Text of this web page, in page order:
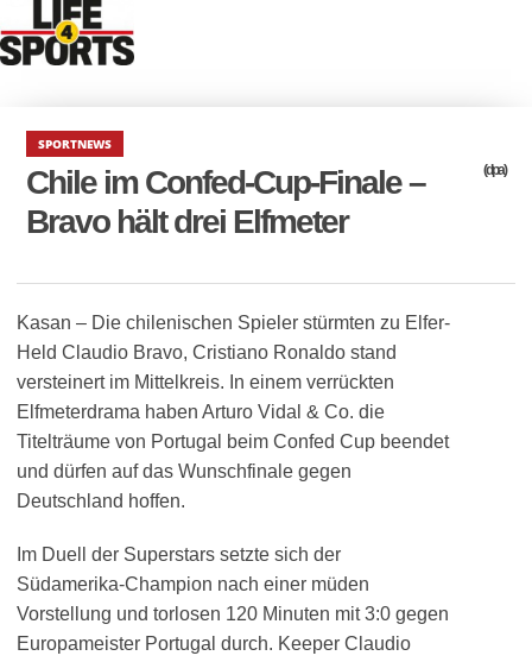
SPORTNEWS
Chile im Confed-Cup-Finale –
Bravo hält drei Elfmeter
(dpa)
Kasan – Die chilenischen Spieler stürmten zu Elfer-
Held Claudio Bravo, Cristiano Ronaldo stand
versteinert im Mittelkreis. In einem verrückten
Elfmeterdrama haben Arturo Vidal & Co. die
Titelträume von Portugal beim Confed Cup beendet
und dürfen auf das Wunschfinale gegen
Deutschland hoffen.
Im Duell der Superstars setzte sich der
Südamerika-Champion nach einer müden
Vorstellung und torlosen 120 Minuten mit 3:0 gegen
Europameister Portugal durch. Keeper Claudio